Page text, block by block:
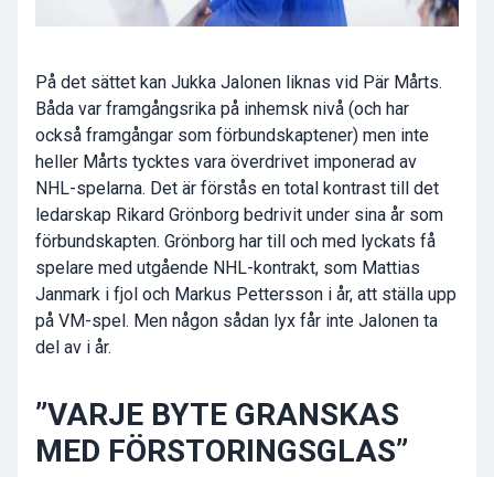
På det sättet kan Jukka Jalonen liknas vid Pär Mårts.
Båda var framgångsrika på inhemsk nivå (och har
också framgångar som förbundskaptener) men inte
heller Mårts tycktes vara överdrivet imponerad av
NHL-spelarna. Det är förstås en total kontrast till det
ledarskap Rikard Grönborg bedrivit under sina år som
förbundskapten. Grönborg har till och med lyckats få
spelare med utgående NHL-kontrakt, som Mattias
Janmark i fjol och Markus Pettersson i år, att ställa upp
på VM-spel. Men någon sådan lyx får inte Jalonen ta
del av i år.
”VARJE BYTE GRANSKAS
MED FÖRSTORINGSGLAS”